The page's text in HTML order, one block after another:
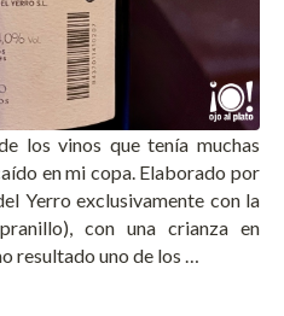
los vinos que tenía muchas
en mi copa. Elaborado por
Yerro exclusivamente con la
con una crianza en
resultado uno de los …